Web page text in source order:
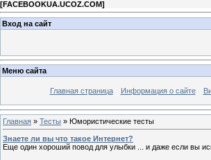
[FACEBOOKUA.UCOZ.COM]
Вход на сайт
Меню сайта
Главная страница Информация о сайте
Главная » Тесты » Юмористические тесты
Знаете ли вы что такое Интернет?
Еще один хороший повод для улыбки ... и даже если вы